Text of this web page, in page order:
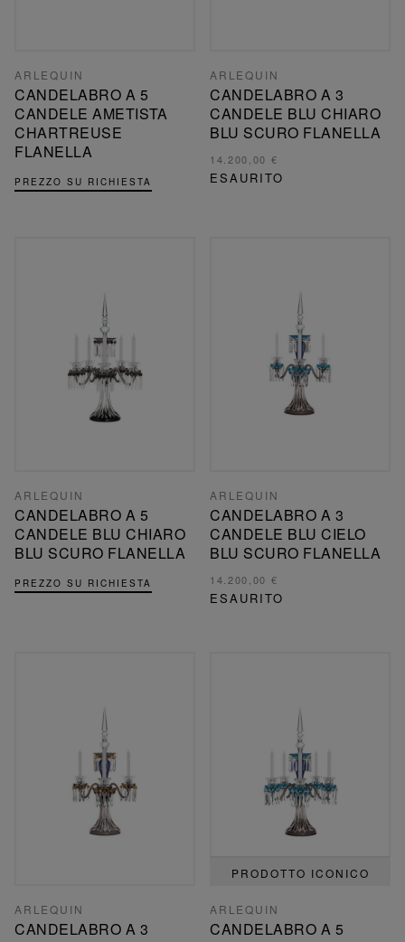
ARLEQUIN
CANDELABRO A 5
CANDELE AMETISTA
CHARTREUSE
FLANELLA
PREZZO SU RICHIESTA
ARLEQUIN
CANDELABRO A 3
CANDELE BLU CHIARO
BLU SCURO FLANELLA
14.200,00 €
ESAURITO
ARLEQUIN
CANDELABRO A 5
CANDELE BLU CHIARO
BLU SCURO FLANELLA
PREZZO SU RICHIESTA
ARLEQUIN
CANDELABRO A 3
CANDELE BLU CIELO
BLU SCURO FLANELLA
14.200,00 €
ESAURITO
ARLEQUIN
CANDELABRO A 3
PRODOTTO ICONICO
ARLEQUIN
CANDELABRO A 5